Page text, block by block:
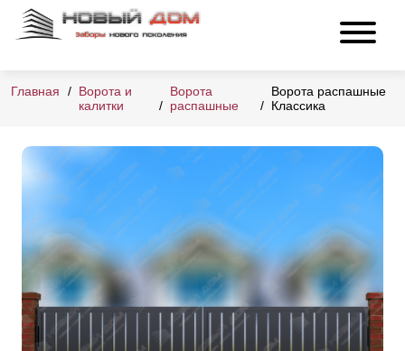
Главная
Ворота и
калитки
Ворота
распашные
Ворота распашные
Классика